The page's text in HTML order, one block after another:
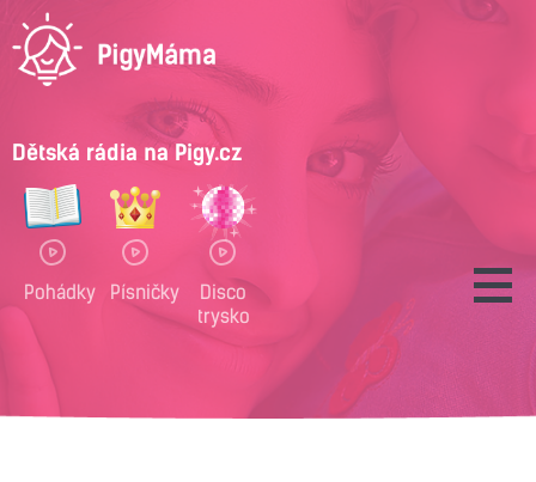
Dětská rádia na Pigy.cz
Pohádky Písničky
Disco
trysko